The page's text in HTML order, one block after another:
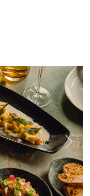
Next